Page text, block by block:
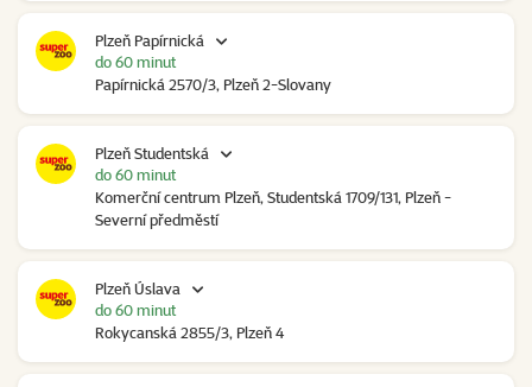
Plzeň Papírnická
Papírnická 2570/3, Plzeň 2-Slovany
do 60 minut
Plzeň Studentská
Komerční centrum Plzeň, Studentská 1709/131, Plzeň -
Severní předměstí
do 60 minut
Plzeň Úslava
Rokycanská 2855/3, Plzeň 4
do 60 minut